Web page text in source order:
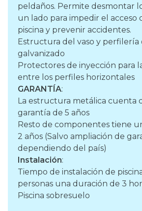
peldaños. Permite desmontar
un lado para impedir el acceso
piscina y prevenir accidentes.
Estructura del vaso y perfilería
galvanizado
Protectores de inyección para
entre los perfiles horizontales
GARANTÍA:
La estructura metálica cuenta
garantía de 5 años
Resto de componentes tiene
2 años (Salvo ampliación de
dependiendo del país)
Instalación:
Tiempo de instalación de
personas una duración de 3
Piscina sobresuelo